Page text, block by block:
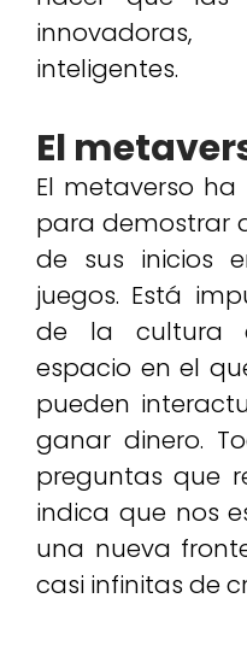
inteligentes.
El
El metaverso
para demostrar
de sus inicios
juegos. Está
de la cultura
espacio en el
pueden
ganar dinero.
preguntas que
indica que nos
una nueva
casi infinitas de